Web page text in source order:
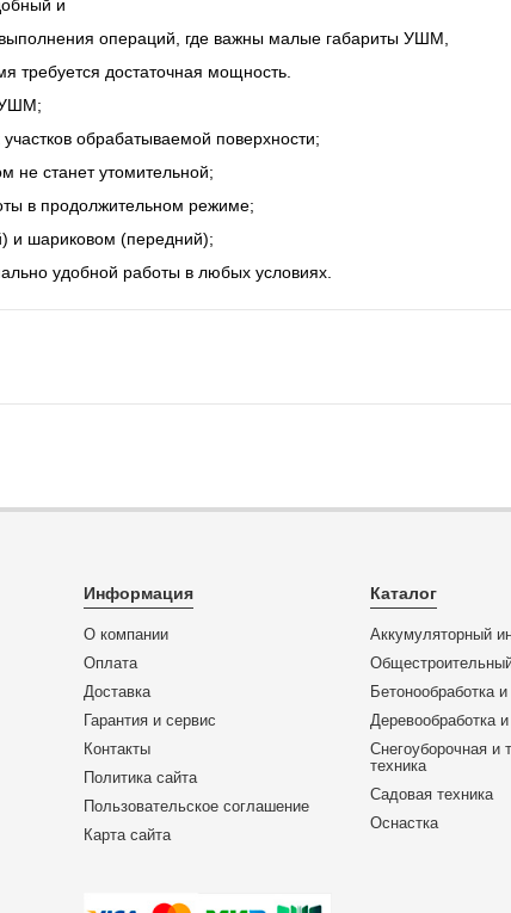
и
операций, где важны малые габариты УШМ,
требуется достаточная мощность.
УШМ;
обрабатываемой поверхности;
не станет утомительной;
в продолжительном режиме;
и шариковом (передний);
удобной работы в любых условиях.
Информация
О компании
Оплата
Доставка
Гарантия и сервис
Контакты
Политика сайта
Пользовательское соглашение
Карта сайта
Каталог
Аккумуляторный
Бетонообработка
Деревообработка
Снегоуборочная и
техника
Садовая техника
Оснастка